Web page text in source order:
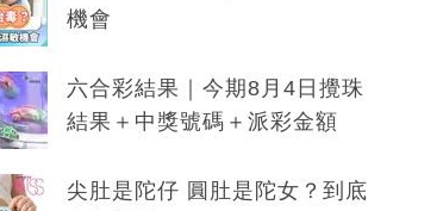
機會
六合彩結果｜今期8月4日攪珠
結果＋中獎號碼＋派彩金額
尖肚是陀仔 圓肚是陀女？到底